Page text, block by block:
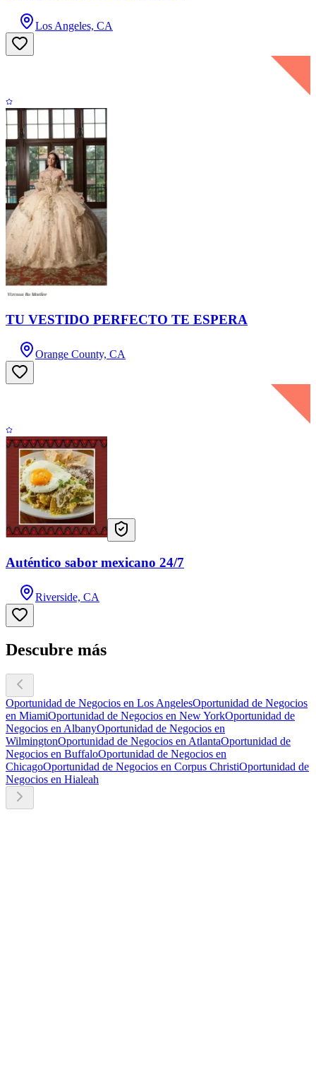
Los Angeles, CA
TU VESTIDO PERFECTO TE ESPERA
Orange County, CA
Auténtico sabor mexicano 24/7
Riverside, CA
Descubre más
Oportunidad de Negocios en Los AngelesOportunidad de Negocios
en MiamiOportunidad de Negocios en New YorkOportunidad de
Negocios en AlbanyOportunidad de Negocios en
WilmingtonOportunidad de Negocios en AtlantaOportunidad de
Negocios en BuffaloOportunidad de Negocios en
ChicagoOportunidad de Negocios en Corpus ChristiOportunidad de
Negocios en Hialeah